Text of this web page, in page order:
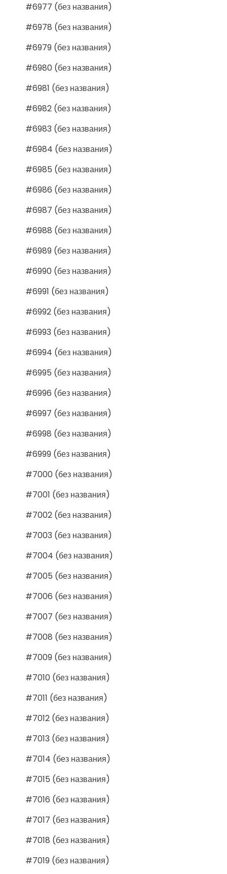
#6977 (без названия)
#6978 (без названия)
#6979 (без названия)
#6980 (без названия)
#6981 (без названия)
#6982 (без названия)
#6983 (без названия)
#6984 (без названия)
#6985 (без названия)
#6986 (без названия)
#6987 (без названия)
#6988 (без названия)
#6989 (без названия)
#6990 (без названия)
#6991 (без названия)
#6992 (без названия)
#6993 (без названия)
#6994 (без названия)
#6995 (без названия)
#6996 (без названия)
#6997 (без названия)
#6998 (без названия)
#6999 (без названия)
#7000 (без названия)
#7001 (без названия)
#7002 (без названия)
#7003 (без названия)
#7004 (без названия)
#7005 (без названия)
#7006 (без названия)
#7007 (без названия)
#7008 (без названия)
#7009 (без названия)
#7010 (без названия)
#7011 (без названия)
#7012 (без названия)
#7013 (без названия)
#7014 (без названия)
#7015 (без названия)
#7016 (без названия)
#7017 (без названия)
#7018 (без названия)
#7019 (без названия)